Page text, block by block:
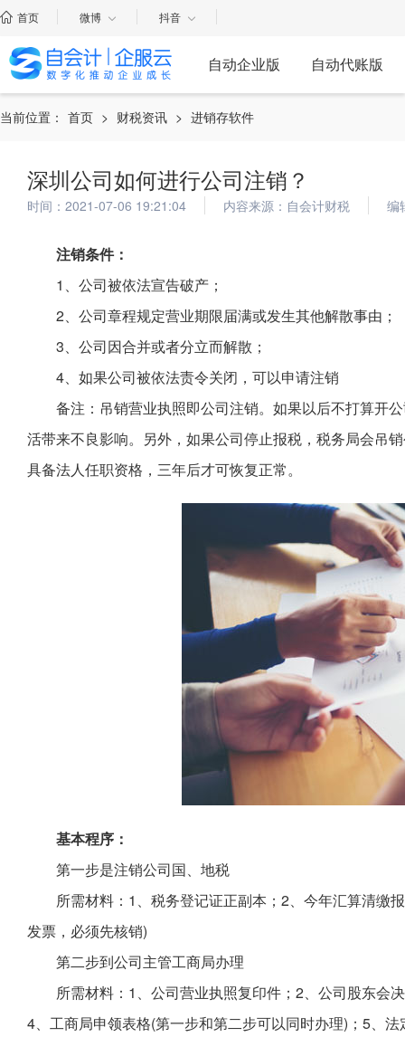
首页 微博 抖音
自动企业版 自动代账版
当前位置： 首页 > 财税资讯 > 进销存软件
深圳公司如何进行公司注销？
时间：2021-07-06 19:21:04 内容来源：自会计财税 编
注销条件：
1、公司被依法宣告破产；
2、公司章程规定营业期限届满或发生其他解散事由；
3、公司因合并或者分立而解散；
4、如果公司被依法责令关闭，可以申请注销
备注：吊销营业执照即公司注销。如果以后不打算开
活带来不良影响。另外，如果公司停止报税，税务局会吊
具备法人任职资格，三年后才可恢复正常。
基本程序：
第一步是注销公司国、地税
所需材料：1、税务登记证正副本；2、今年汇算清缴
发票，必须先核销)
第二步到公司主管工商局办理
所需材料：1、公司营业执照复印件；2、公司股东会
4、工商局申领表格(第一步和第二步可以同时办理)；5、